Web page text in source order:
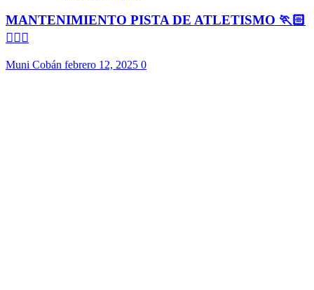
MANTENIMIENTO PISTA DE ATLETISMO 🏃🏻
🏃🏻‍♀️
Muni Cobán febrero 12, 2025 0